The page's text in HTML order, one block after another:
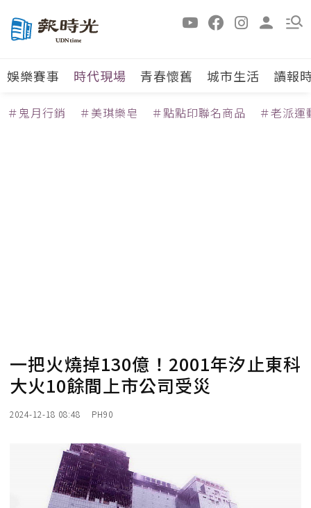
娛樂賽事 時代現場 青春懷舊 城市生活 讀報
＃鬼月行銷 ＃美琪樂皂 ＃點點印聯名商品 ＃老派運
一把火燒掉130億！2001年汐止東科
大火10餘間上市公司受災
2024-12-18 08:48 PH90